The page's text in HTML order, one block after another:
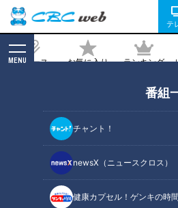
テ
ニュース お気に入り ランキング
MENU
番組
チャント！
newsX（ニュースクロス）
健康カプセル！ゲンキの時間
濃加茂市『可茂特別支援
ニングセット”と“サッカ
記事に戻